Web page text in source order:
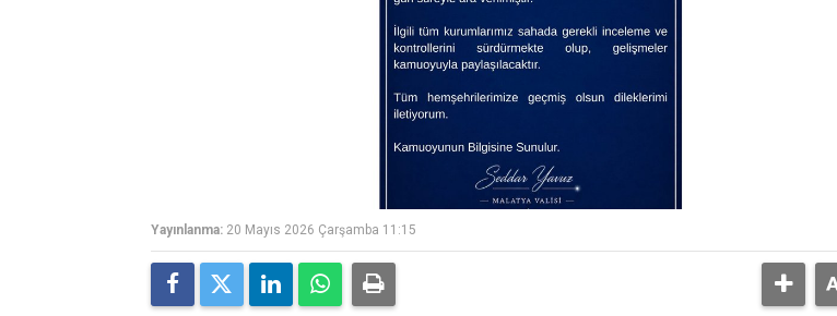
Yayınlanma: 20 Mayıs 2026 Çarşamba 11:15